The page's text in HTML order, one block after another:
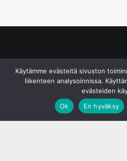
Käytämme evästeitä sivuston
liikenteen analysoinnissa.
evästeiden
Ok
En hyväksy